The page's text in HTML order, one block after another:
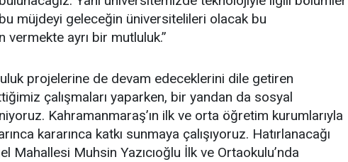
müjdeyi geleceğin üniversitelileri olacak bu
ayrı bir mutluluk.”
projelerine de devam edeceklerini dile getiren
çalışmaları yaparken, bir yandan da sosyal
Kahramanmaraş’ın ilk ve orta öğretim kurumlarıyla
kararınca katkı sunmaya çalışıyoruz. Hatırlanacağı
Mahallesi Muhsin Yazıcıoğlu İlk ve Ortaokulu’nda